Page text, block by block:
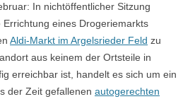
In nichtöffentlicher Sitzung
eines Drogeriemarkts
Aldi-Markt im Argelsrieder Feld zu
aus keinem der Ortsteile in
erreichbar ist, handelt es sich um ein
der Zeit gefallenen autogerechten